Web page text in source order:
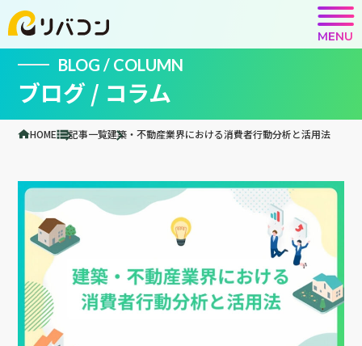
MENU
BLOG / COLUMN
ブログ / コラム
HOME 記事一覧建築・不動産業界における消費者行動分析と活用法